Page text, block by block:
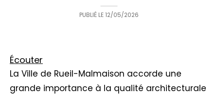
PUBLIÉ LE12/05/2026
Écouter
La Ville de Rueil-Malmaison accorde une
grande importance à la qualité architecturale